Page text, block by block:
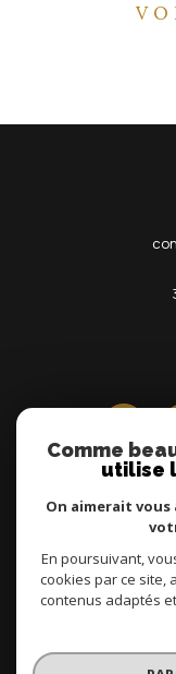
Comme
utilise
On aimerait
En poursuivant,
cookies par ce site,
contenus adaptés